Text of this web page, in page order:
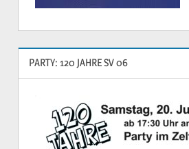
PARTY: 120 JAHRE SV 06